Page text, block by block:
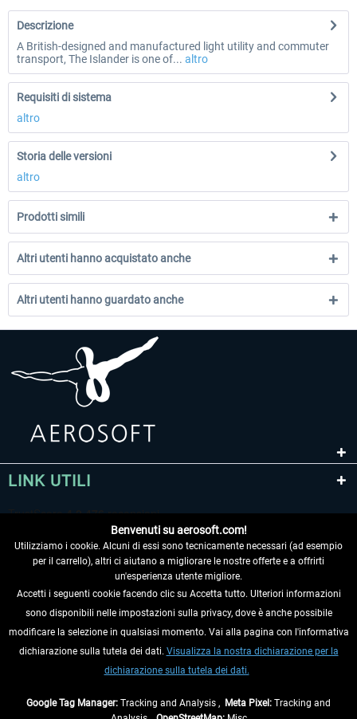
Descrizione
A British-designed and manufactured light utility and commuter
transport, The Islander is one of... altro
Requisiti di sistema
altro
Storia delle versioni
altro
Prodotti simili
Altri utenti hanno acquistato anche
Altri utenti hanno guardato anche
LINK UTILI
RECEDERE DAL CONTRATTO
INFORMAZIONI
Benvenuti su aerosoft.com!
Utilizziamo i cookie. Alcuni di essi sono tecnicamente necessari (ad esempio
per il carrello), altri ci aiutano a migliorare le nostre offerte e a offrirti
un'esperienza utente migliore.
Accetti i seguenti cookie facendo clic su Accetta tutto. Ulteriori informazioni
sono disponibili nelle impostazioni sulla privacy, dove è anche possibile
modificare la selezione in qualsiasi momento. Vai alla pagina con l'informativa
dichiarazione sulla tutela dei dati. Visualizza la nostra dichiarazione per la
dichiarazione sulla tutela dei dati.
Google Tag Manager: Tracking and Analysis , Meta Pixel: Tracking and